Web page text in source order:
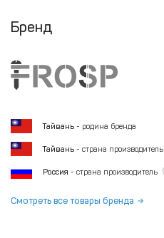
Бренд
Тайвань - родина бренда
Тайвань - страна производитель
Россия - страна производитель
Смотреть все товары бренда